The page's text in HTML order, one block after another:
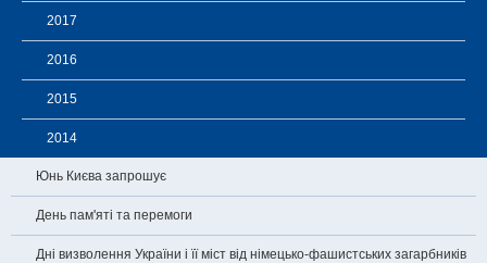
2017
2016
2015
2014
Юнь Києва запрошує
День пам'яті та перемоги
Дні визволення України і її міст від німецько-фашистських загарбників